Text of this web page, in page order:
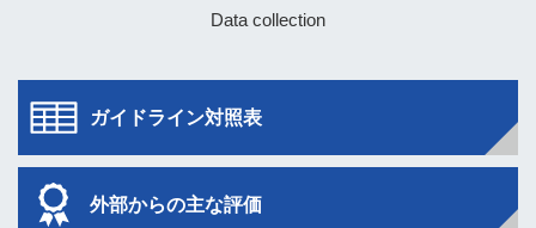
ガイドライン対照表
外部からの主な評価